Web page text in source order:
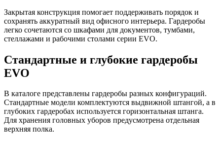
Закрытая конструкция помогает поддерживать порядок и
сохранять аккуратный вид офисного интерьера. Гардеробы
легко сочетаются со шкафами для документов, тумбами,
стеллажами и рабочими столами серии EVO.
Стандартные и глубокие гардеробы
EVO
В каталоге представлены гардеробы разных конфигураций.
Стандартные модели комплектуются выдвижной штангой, а в
глубоких гардеробах используется горизонтальная штанга.
Для хранения головных уборов предусмотрена отдельная
верхняя полка.